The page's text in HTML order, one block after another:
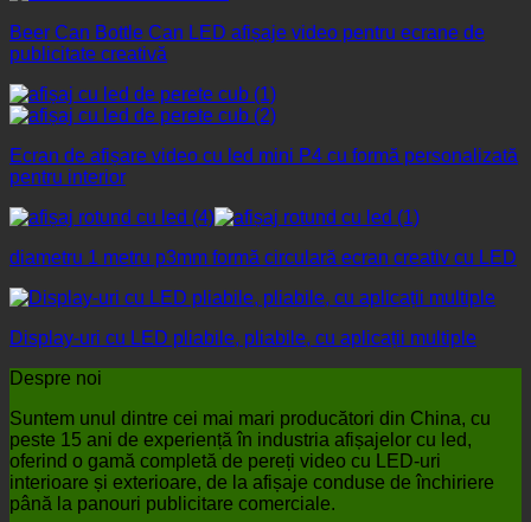
Beer Can Bottle Can LED afișaje video pentru ecrane de
publicitate creativă
Ecran de afișare video cu led mini P4 cu formă personalizată
pentru interior
diametru 1 metru p3mm formă circulară ecran creativ cu LED
Display-uri cu LED pliabile, pliabile, cu aplicații multiple
Despre noi
Suntem unul dintre cei mai mari producători din China, cu
peste 15 ani de experiență în industria afișajelor cu led,
oferind o gamă completă de pereți video cu LED-uri
interioare și exterioare, de la afișaje conduse de închiriere
până la panouri publicitare comerciale.